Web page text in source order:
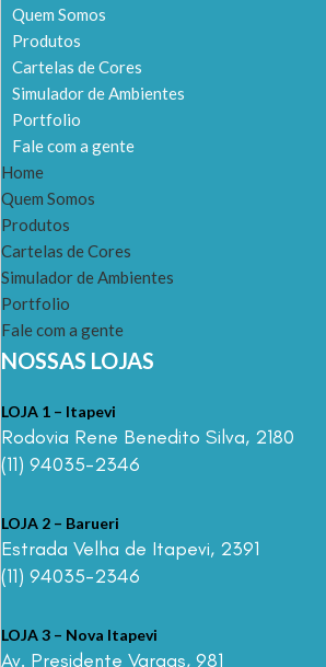
Quem Somos
Produtos
Cartelas de Cores
Simulador de Ambientes
Portfolio
Fale com a gente
Home
Quem Somos
Produtos
Cartelas de Cores
Simulador de Ambientes
Portfolio
Fale com a gente
NOSSAS LOJAS
LOJA 1 – Itapevi
Rodovia Rene Benedito Silva, 2180
(11) 94035-2346
LOJA 2 – Barueri
Estrada Velha de Itapevi, 2391
(11) 94035-2346
LOJA 3 – Nova Itapevi
Av. Presidente Vargas, 981